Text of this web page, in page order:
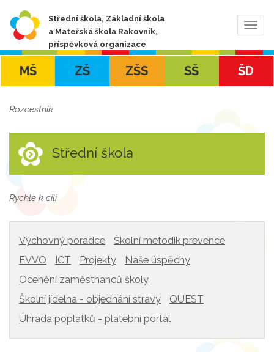
Střední škola, Základní škola
a Mateřská škola Rakovník,
příspěvková organizace
MŠ ZŠ ZŠS SŠ ŠD
Rozcestník
Střední škola
Rychle k cíli
Výchovný poradce
Školní metodik prevence
EVVO
ICT Projekty
Naše úspěchy
Ocenění zaměstnanců školy
Školní jídelna - objednání stravy
QUEST
Úhrada poplatků - platební portál